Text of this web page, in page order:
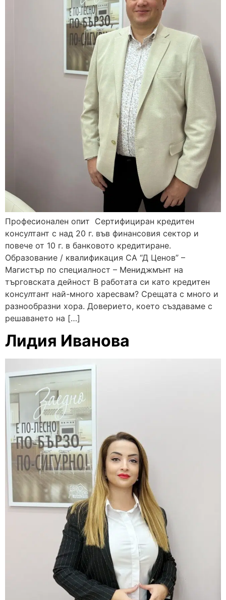
Професионален опит Сертифициран кредитен
консултант с над 20 г. във финансовия сектор и
повече от 10 г. в банковото кредитиране.
Образование / квалификация СА “Д Ценов” –
Магистър по специалност – Мениджмънт на
търговската дейност В работата си като кредитен
консултант най-много харесвам? Срещата с много и
разнообразни хора. Доверието, което създаваме с
решаването на […]
Лидия Иванова